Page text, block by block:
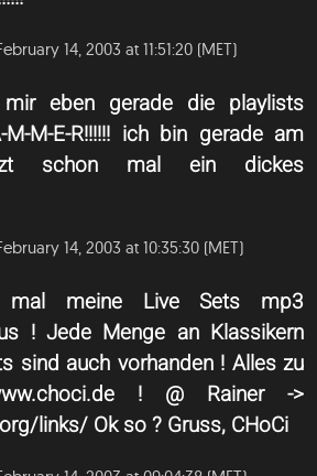
14, 2003 at 11:51:20 (MET)
eben gerade die playlists
M-E-R!!!!!! ich bin gerade am
schon mal ein dickes
14, 2003 at 10:35:30 (MET)
meine Live Sets mp3
! Jede Menge an Klassikern
sind auch vorhanden ! Alles zu
! @ Rainer ->
links/ Ok so ? Gruss, CHoCi